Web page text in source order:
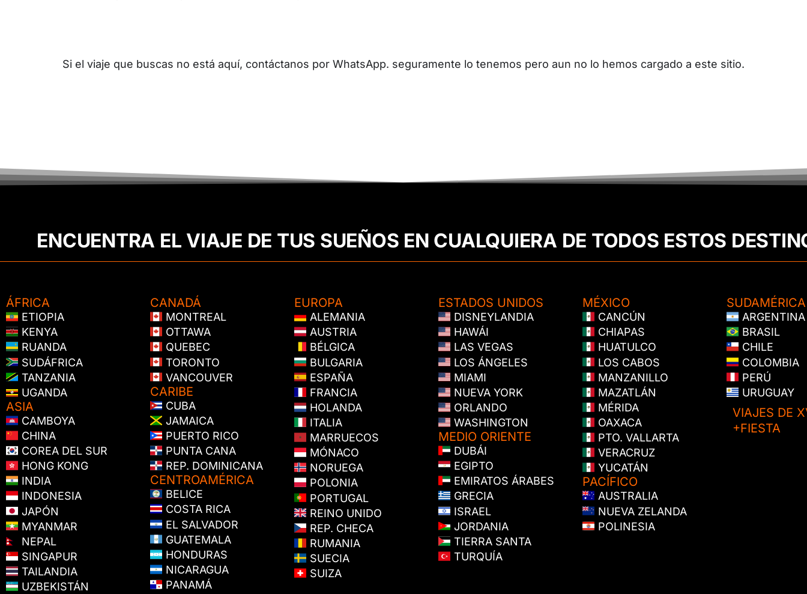
Si el viaje que buscas no está aquí, contáctanos por WhatsApp. seguramente lo tenemos pero aun no lo hemos cargado a este sitio.
ENCUENTRA EL VIAJE DE TUS SUEÑOS EN CUALQUIERA DE TODOS ESTOS
ÁFRICA
ETIOPIA
KENYA
RUANDA
SUDÁFRICA
TANZANIA
UGANDA
ASIA
CAMBOYA
CHINA
COREA DEL SUR
HONG KONG
INDIA
INDONESIA
JAPÓN
MYANMAR
NEPAL
SINGAPUR
TAILANDIA
UZBEKISTÁN
CANADÁ
MONTREAL
OTTAWA
QUEBEC
TORONTO
VANCOUVER
CARIBE
CUBA
JAMAICA
PUERTO RICO
PUNTA CANA
REP. DOMINICANA
CENTROAMÉRICA
BELICE
COSTA RICA
EL SALVADOR
GUATEMALA
HONDURAS
NICARAGUA
PANAMÁ
EUROPA
ALEMANIA
AUSTRIA
BÉLGICA
BULGARIA
ESPAÑA
FRANCIA
HOLANDA
ITALIA
MARRUECOS
MÓNACO
NORUEGA
POLONIA
PORTUGAL
REINO UNIDO
REP. CHECA
RUMANIA
SUECIA
SUIZA
ESTADOS UNIDOS
DISNEYLANDIA
HAWÁI
LAS VEGAS
LOS ÁNGELES
MIAMI
NUEVA YORK
ORLANDO
WASHINGTON
MEDIO ORIENTE
DUBÁI
EGIPTO
EMIRATOS ÁRABES
GRECIA
ISRAEL
JORDANIA
TIERRA SANTA
TURQUÍA
MÉXICO
CANCÚN
CHIAPAS
HUATULCO
LOS CABOS
MANZANILLO
MAZATLÁN
MÉRIDA
OAXACA
PTO. VALLARTA
VERACRUZ
YUCATÁN
PACÍFICO
AUSTRALIA
NUEVA ZELANDA
POLINESIA
SUDAMÉRICA
ARGENTINA
BRASIL
CHILE
COLOMBIA
PERÚ
URUGUAY
VIAJES DE
+FIESTA